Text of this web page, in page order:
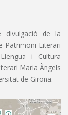
divulgació de la
Patrimoni Literari
i Cultura
Maria Àngels
de Girona.